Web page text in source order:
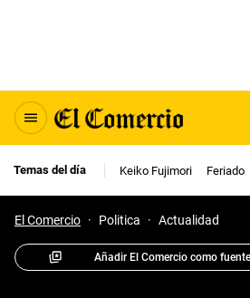
Temas del día Keiko Fujimori Feriado
El Comercio · Politica · Actualidad
Añadir El Comercio como